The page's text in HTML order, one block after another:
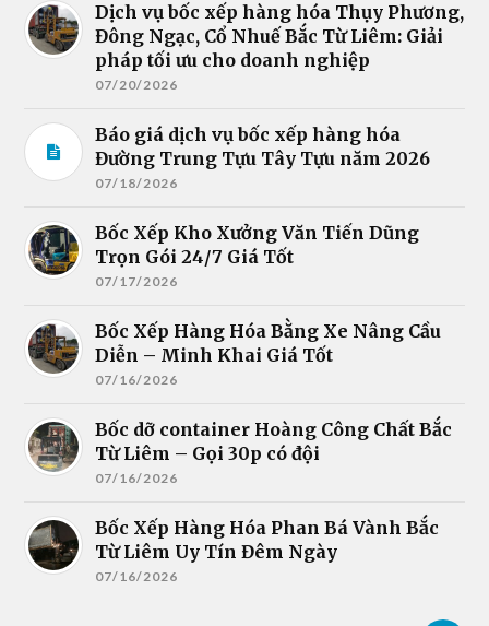
Dịch vụ bốc xếp hàng hóa Thụy Phương,
Đông Ngạc, Cổ Nhuế Bắc Từ Liêm: Giải
pháp tối ưu cho doanh nghiệp
07/20/2026
Báo giá dịch vụ bốc xếp hàng hóa
Đường Trung Tựu Tây Tựu năm 2026
07/18/2026
Bốc Xếp Kho Xưởng Văn Tiến Dũng
Trọn Gói 24/7 Giá Tốt
07/17/2026
Bốc Xếp Hàng Hóa Bằng Xe Nâng Cầu
Diễn – Minh Khai Giá Tốt
07/16/2026
Bốc dỡ container Hoàng Công Chất Bắc
Từ Liêm – Gọi 30p có đội
07/16/2026
Bốc Xếp Hàng Hóa Phan Bá Vành Bắc
Từ Liêm Uy Tín Đêm Ngày
07/16/2026